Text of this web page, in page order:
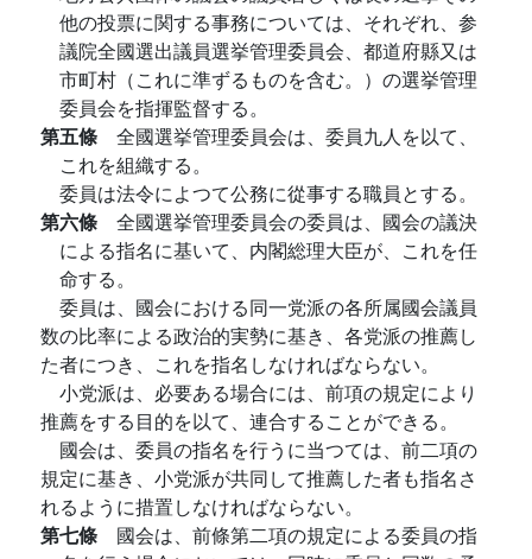
他の投票に関する事務については、それぞれ、参
議院全國選出議員選挙管理委員会、都道府縣又は
市町村（これに準ずるものを含む。）の選挙管理
委員会を指揮監督する。
第五條 全國選挙管理委員会は、委員九人を以て、
これを組織する。
委員は法令によつて公務に從事する職員とする。
第六條 全國選挙管理委員会の委員は、國会の議決
による指名に基いて、内閣総理大臣が、これを任
命する。
委員は、國会における同一党派の各所属國会議員
数の比率による政治的実勢に基き、各党派の推薦し
た者につき、これを指名しなければならない。
小党派は、必要ある場合には、前項の規定により
推薦をする目的を以て、連合することができる。
國会は、委員の指名を行うに当つては、前二項の
規定に基き、小党派が共同して推薦した者も指名さ
れるように措置しなければならない。
第七條 國会は、前條第二項の規定による委員の指